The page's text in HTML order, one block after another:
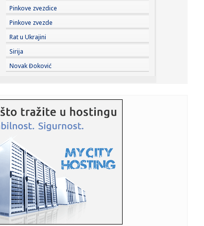
20:09:Vučić: Zbog dronova ćemo biti vojna sila
20:08:Učesnik Mundijala stigao u River Plejt
20:06:Srbija u borbi za finale!
20:01: Zara Home donosi najlepšu kolekciju za opuštenu letnju
trpezu
19:59:
"Vred...
19:58:Vozači kamiona sa Zapadnog Balkana i dalje na ledu:
Evropska kom...
19:56:SAMARDŽIĆ PRELETEO CEO TEREN: Pogledajte kakvu je
majstoriju Sr...
19:52:Izmena trase sedmice od ponedeljka do srede
Pinkove zvezdice
Pinkove zvezde
Rat u Ukrajini
Sirija
Novak Đoković